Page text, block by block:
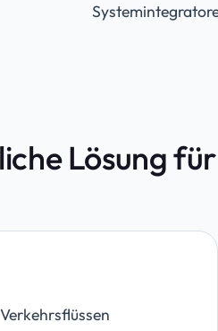
Lösung